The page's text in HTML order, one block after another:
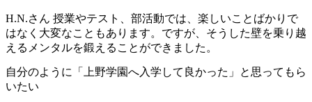
H.N.さん 授業やテスト、部活動では、楽しいことばかりで
はなく大変なこともあります。ですが、そうした壁を乗り越
えるメンタルを鍛えることができました。
自分のように「上野学園へ入学して良かった」と思ってもら
いたい